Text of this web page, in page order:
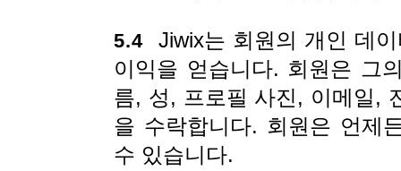
5.4 Jiwix는 회원의 개인 데
이익을 얻습니다. 회원은 그
름, 성, 프로필 사진, 이메일,
을 수락합니다. 회원은 언제
수 있습니다.